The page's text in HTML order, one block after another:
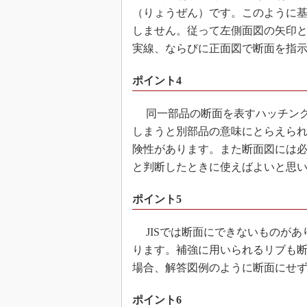
（りょうぜん）です。このように
しません。従って左側面図の矢印
実線、ならびに正面図で断面を指
ポイント4
同一部品の断面を表すハッチン
しまうと別部品の意味にとらえら
険性があります。また断面図には
と判断したときに使えばよいと思
ポイント5
JISでは断面にできないものがあ
ります。補強に用いられるリブも
場合、解答図例のように断面にせ
ポイント6